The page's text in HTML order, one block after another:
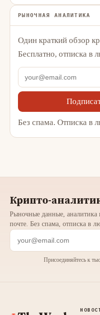
РЫНОЧНАЯ АНАЛИТИКА
Один краткий обзор
Бесплатно, отписка в
Без спама. Отписка в
Крипто-
Рыночные данные,
почте. Без спама, отписка в
Присоединяйтесь к